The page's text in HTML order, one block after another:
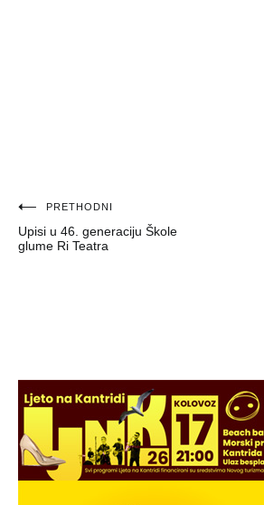
Navigacija
objava
PRETHODNI
Upisi u 46. generaciju Škole
glume Ri Teatra